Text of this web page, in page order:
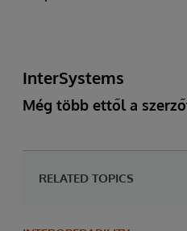
InterSystems
Még több ettől a
RELATED TOPICS